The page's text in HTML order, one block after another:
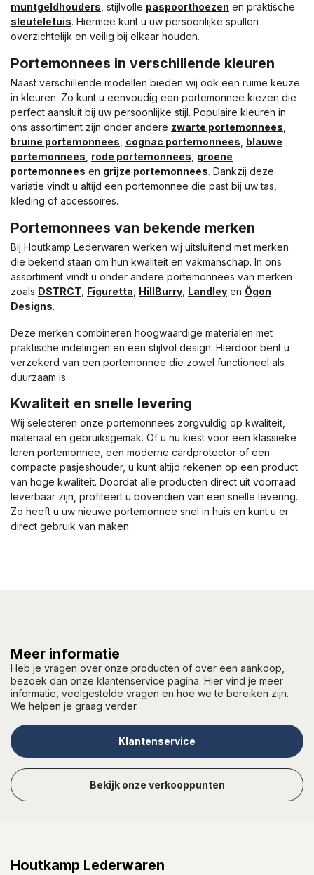
muntgeldhouders , stijlvolle paspoorthoezen en praktische
sleuteletuis. Hiermee kunt u uw persoonlijke spullen
overzichtelijk en veilig bij elkaar houden.
Portemonnees in verschillende kleuren
Naast verschillende modellen bieden wij ook een ruime keuze
in kleuren. Zo kunt u eenvoudig een portemonnee kiezen die
perfect aansluit bij uw persoonlijke stijl. Populaire kleuren in
ons assortiment zijn onder andere zwarte portemonnees
bruine portemonnees cognac portemonnees blauwe
portemonnees rode portemonnees groene
portemonnees en grijze portemonnees. Dankzij deze
variatie vindt u altijd een portemonnee die past bij uw tas,
kleding of accessoires.
Portemonnees van bekende merken
Bij Houtkamp Lederwaren werken wij uitsluitend met merken
die bekend staan om hun kwaliteit en vakmanschap. In ons
assortiment vindt u onder andere portemonnees van merken
zoals DSTRCT Figuretta HillBurry Landley en Ögon
Designs.
Deze merken combineren hoogwaardige materialen met
praktische indelingen en een stijlvol design. Hierdoor bent u
verzekerd van een portemonnee die zowel functioneel als
duurzaam is.
Kwaliteit en snelle levering
Wij selecteren onze portemonnees zorgvuldig op kwaliteit,
materiaal en gebruiksgemak. Of u nu kiest voor een klassieke
leren portemonnee, een moderne cardprotector of een
compacte pasjeshouder, u kunt altijd rekenen op een product
van hoge kwaliteit. Doordat alle producten direct uit voorraad
leverbaar zijn, profiteert u bovendien van een snelle levering.
Zo heeft u uw nieuwe portemonnee snel in huis en kunt u er
direct gebruik van maken.
Meer informatie
Heb je vragen over onze producten of over een aankoop,
bezoek dan onze klantenservice pagina. Hier vind je meer
informatie, veelgestelde vragen en hoe we te bereiken zijn.
We helpen je graag verder.
Klantenservice
Bekijk onze verkooppunten
Houtkamp Lederwaren